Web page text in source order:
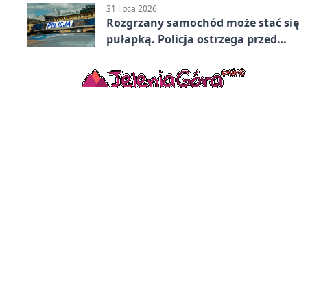
31 lipca 2026
Rozgrzany samochód może stać się
pułapką. Policja ostrzega przed